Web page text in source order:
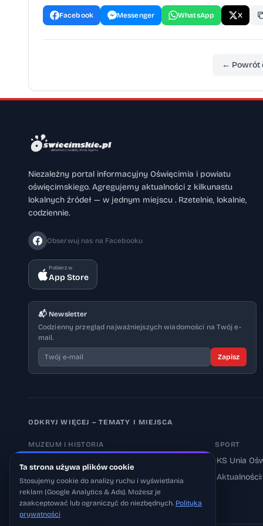
Facebook Messenger WhatsApp X
← Powrót
Niezależny portal informacyjny Oświęcimia i powiatu
oświęcimskiego. Agregujemy aktualności z kilkunastu
lokalnych źródeł — w jednym miejscu . Rzetelnie, lokalnie,
codziennie.
Obserwuj nas na Facebooku
Pobierz w
App Store
📬 Newsletter
Codzienny przegląd najważniejszych wiadomości na Twój e-
mail.
Zapisz
ODKRYJ WIĘCEJ – TEMATY I MIEJSCA
MUZEUM I HISTORIA
› Aktualności: Muzeum
›Aktualności: Historia
SPORT
›KS Unia
Ta strona używa plików cookie
Stosujemy cookie do analizy ruchu i wyświetlania
reklam (Google Analytics & Ads). Możesz je
zaakceptować lub ograniczyć do niezbędnych. Polityka
prywatności